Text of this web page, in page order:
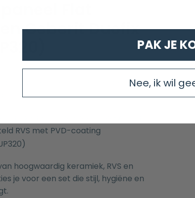
Flat
Geberit Duofix
toiletruimte met de Toiletset
uit:
beige, inclusief softclose zitting
RVS met PVD-coating
hoogwaardig keramiek, RVS en
je voor een set die stijl, hygiëne en
PAK JE
Nee, ik wil